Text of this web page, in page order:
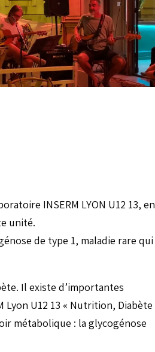
INSERM LYON U12 13, en
unité.
de type 1, maladie rare qui
Il existe d’importantes
U12 13 « Nutrition, Diabète
métabolique : la glycogénose